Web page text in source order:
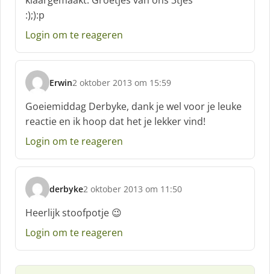
e
e
:
:);):p
Login om te reageren
Erwin
s
c
h
r
e
f
2 oktober 2013 om 15:59
Goeiemiddag Derbyke, dank je wel voor je leuke
reactie en ik hoop dat het je lekker vind!
Login om te reageren
derbyke
s
c
h
r
2 oktober 2013 om 11:50
Heerlijk stoofpotje 😉
Login om te reageren